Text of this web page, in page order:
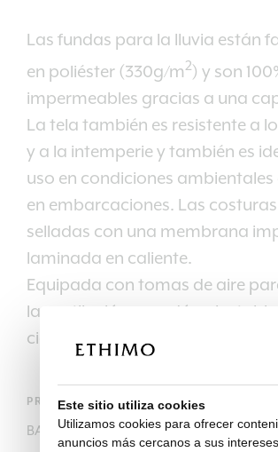
Las fundas para la lluvia están
en poliéster (330g/m2) y son
impermeables gracias a una
La tela también es resistente a
y a la intemperie y también es
uso en condiciones
en embarcaciones. Las
selladas con una membrana
laminada en caliente.
Equipada con tomas de aire
la ventilación y cordón
cierre.
PRODUCTO
Este sitio utiliza cookies
Utilizamos cookies para ofrecer
anuncios más cercanos a sus